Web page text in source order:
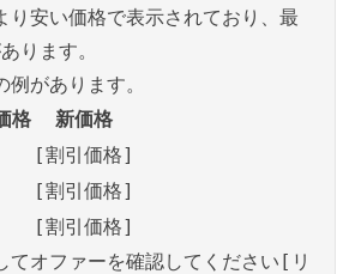
り安い価格で表示されており、最
ります。
があります。
格
新価格
[割引価格]
[割引価格]
[割引価格]
てオファーを確認してください[リ